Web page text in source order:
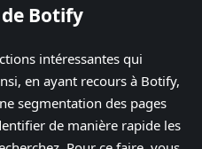
Botify
intéressantes qui
en ayant recours à Botify,
segmentation des pages
de manière rapide les